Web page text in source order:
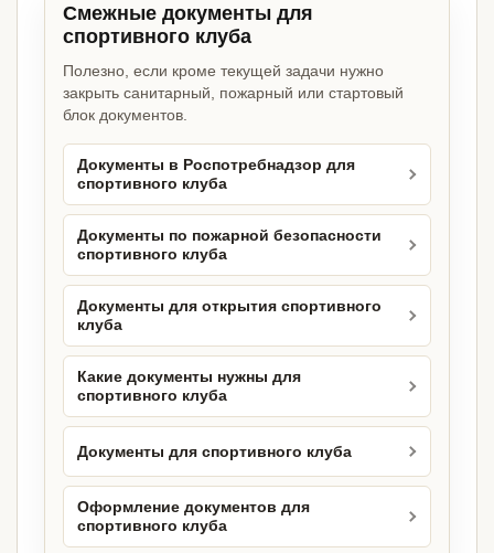
Смежные документы для
спортивного клуба
Полезно, если кроме текущей задачи нужно
закрыть санитарный, пожарный или стартовый
блок документов.
Документы в Роспотребнадзор для
спортивного клуба
Документы по пожарной безопасности
спортивного клуба
Документы для открытия спортивного
клуба
Какие документы нужны для
спортивного клуба
Документы для спортивного клуба
Оформление документов для
спортивного клуба